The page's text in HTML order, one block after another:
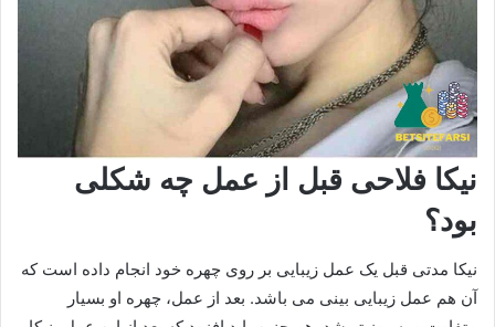
نیکا فلاحی قبل از عمل چه شکلی
بود؟
نیکا مدتی قبل یک عمل زیبایی بر روی چهره خود انجام داده است که
آن هم عمل زیبایی بینی می باشد. بعد از عمل، چهره او بسیار